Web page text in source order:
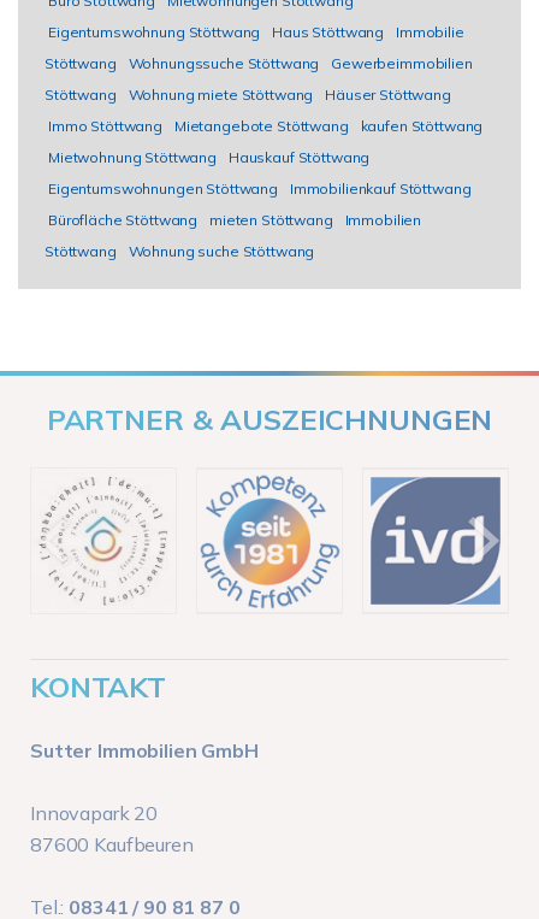
Eigentumswohnung Stöttwang
Haus Stöttwang
Immobilie
Stöttwang
Wohnungssuche Stöttwang
Gewerbeimmobilien
Stöttwang
Wohnung miete Stöttwang
Häuser Stöttwang
Immo Stöttwang
Mietangebote Stöttwang
kaufen Stöttwang
Mietwohnung Stöttwang
Hauskauf Stöttwang
Eigentumswohnungen Stöttwang
Immobilienkauf Stöttwang
Bürofläche Stöttwang
mieten Stöttwang
Immobilien
Stöttwang
Wohnung suche Stöttwang
PARTNER & AUSZEICHNUNGEN
KONTAKT
Sutter Immobilien GmbH
Innovapark 20
87600 Kaufbeuren
Tel.: 08341 / 90 81 87 0